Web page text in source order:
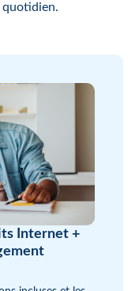
quotidien.
Internet +